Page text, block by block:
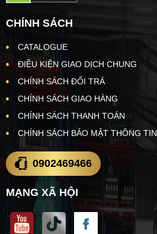
CHÍNH SÁCH
CATALOGUE
ĐIỀU KIỆN GIAO DỊCH CHUNG
CHÍNH SÁCH ĐỔI TRẢ
CHÍNH SÁCH GIAO HÀNG
CHÍNH SÁCH THANH TOÁN
CHÍNH SÁCH BẢO MẬT THÔNG TIN
0902469466
MẠNG XÃ HỘI